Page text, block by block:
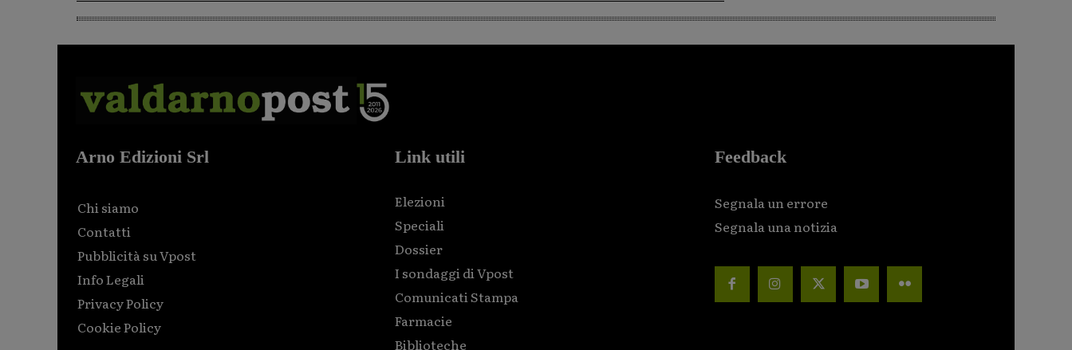
Arno Edizioni Srl
Chi siamo
Contatti
Pubblicità su Vpost
Info Legali
Privacy Policy
Cookie Policy
Link utili
Elezioni
Speciali
Dossier
I sondaggi di Vpost
Comunicati Stampa
Farmacie
Biblioteche
Feedback
Segnala un errore
Segnala una notizia